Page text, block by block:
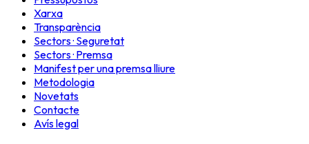
Xarxa
Transparència
Sectors · Seguretat
Sectors · Premsa
Manifest per una premsa lliure
Metodologia
Novetats
Contacte
Avís legal